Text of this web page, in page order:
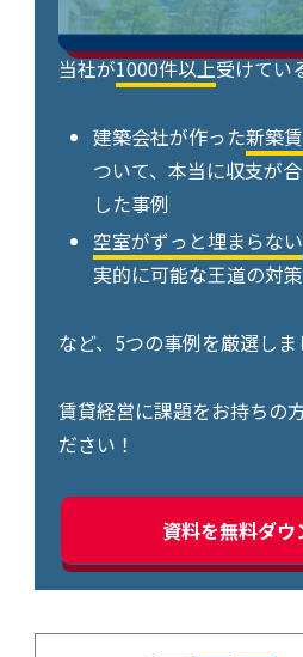
当社が1000件以上受けてい
建築会社が作った新築
ついて、本当に収支が
した事例
空室がずっと埋まらない
実的に可能な王道の対策
など、5つの事例を厳選しま
賃貸経営に課題をお持ちの
ださい！
資料を無料ダウ